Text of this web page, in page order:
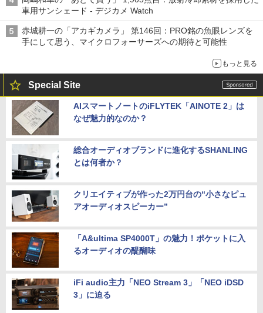
車用サンシェード - デジカメ Watch
赤城耕一の「アカギカメラ」 第146回：PRO銘の魚眼レンズを
手にして思う、マイクロフォーサーズへの期待と可能性
もっと見る
Special Site
AIスマートノートのiFLYTEK「AINOTE 2」は
なぜ魅力的なのか？
総合オーディオブランドに進化するSHANLING
とは何者か？
クリエイティブが作った2万円台の“小さなピュ
アオーディオスピーカー”
「A&ultima SP4000T」の魅力！ポケットに入
るオーディオの醍醐味
iFi audio主力「NEO Stream 3」「NEO iDSD
3」に迫る